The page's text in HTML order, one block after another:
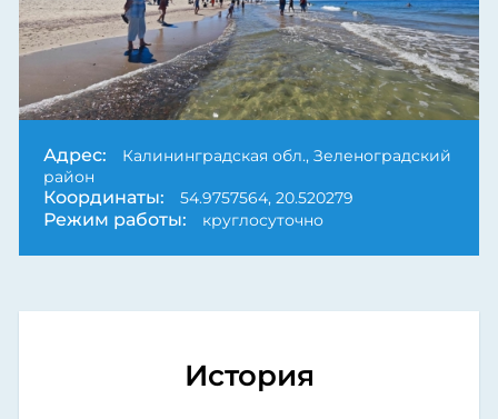
Адрес:
Калининградская обл., Зеленоградский
район
Координаты: 54.9757564, 20.520279
Режим работы: круглосуточно
История